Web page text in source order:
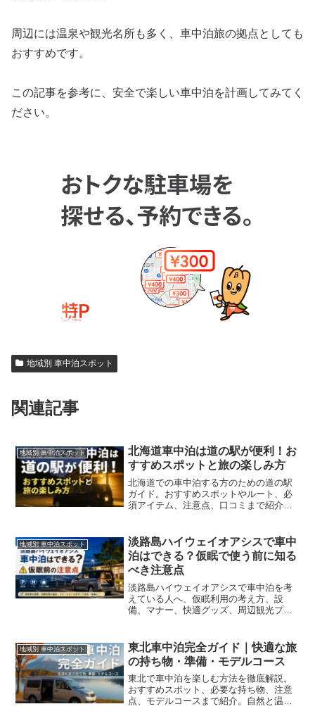
周辺には温泉や観光名所も多く、車中泊旅の拠点としても
おすすめです。
この記事を参考に、安全で楽しい車中泊を計画してみてく
ださい。
地域別 車中泊スポット
関連記事
地域別 車中泊スポット
北海道車中泊は道の駅が便利！お
すすめスポットと旅の楽しみ方
北海道での車中泊する方のための道の駅
ガイド。おすすめスポットやルート、必
須アイテム、注意点、口コミまで紹介。
地域別 車中泊スポット
淡路島ハイウェイオアシスで車中
泊はできる？仮眠で使う前に知る
べき注意点
淡路島ハイウェイオアシスで車中泊を考
えている人へ、仮眠利用の考え方、設
備、マナー、快適グッズ、周辺観光プラ
地域別 車中泊スポット
東北車中泊完全ガイド｜快適な旅
の持ち物・準備・モデルコース
東北で車中泊を楽しむ方法を徹底解説。
おすすめスポット、必要な持ち物、注意
点、モデルコースまで紹介。自然と温泉